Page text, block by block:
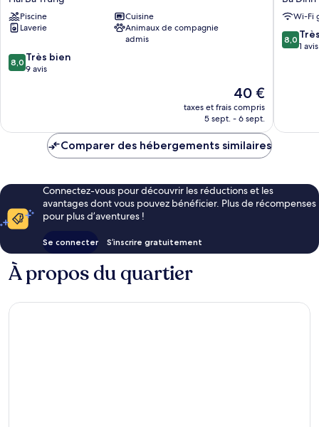
Times
City
Apartment
Ba
Trung
Piscine
Cuisine
Laverie
Animaux de compagnie
admis
8.0
sur
8,0 Très bien
9 avis
Le
nouveau
prix
de
40 €
taxes et frais compris
5 sept. - 6 sept.
Lynn
Housing
Ba
Dinh
Wi-Fi
8.0
sur
8,0
1 avis
Comparer des hébergements similaires
Connectez-vous pour découvrir les réductions et les
avantages dont vous pouvez bénéficier. Plus de récompenses
pour plus d’aventures !
Se connecter S’inscrire gratuitement
À propos du quartier